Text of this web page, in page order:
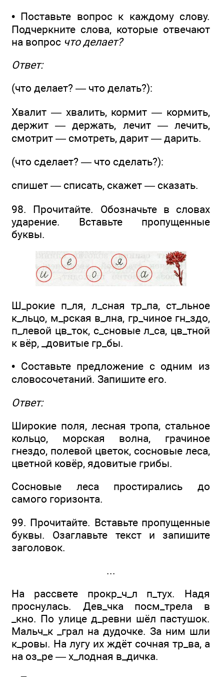
• Поставьте вопрос к каждому слову.
Подчеркните слова, которые отвечают
на вопрос что делает?
Ответ:
(что делает? — что делать?):
Хвалит — хвалить, кормит — кормить,
держит — держать, лечит — лечить,
смотрит — смотреть, дарит — дарить.
(что сделает? — что сделать?):
спишет — списать, скажет — сказать.
98. Прочитайте. Обозначьте в словах
ударение. Вставьте пропущенные
буквы.
Ш_рокие п_ля, л_сная тр_па, ст_льное
к_льцо, м_рская в_лна, гр_чиное гн_здо,
п_левой цв_ток, с_сновые л_са, цв_тной
к вёр, _довитые гр_бы.
• Составьте предложение с одним из
словосочетаний. Запишите его.
Ответ:
Широкие поля, лесная тропа, стальное
кольцо, морская волна, грачиное
гнездо, полевой цветок, сосновые леса,
цветной ковёр, ядовитые грибы.
Сосновые леса простирались до
самого горизонта.
99. Прочитайте. Вставьте пропущенные
буквы. Озаглавьте текст и запишите
заголовок.
...
На рассвете прокр_ч_л п_тух. Надя
проснулась. Дев_чка посм_трела в
_кно. По улице д_ревни шёл пастушок.
Мальч_к _грал на дудочке. За ним шли
к_ровы. На лугу их ждёт сочная тр_ва, а
на оз_ре — х_лодная в_дичка.